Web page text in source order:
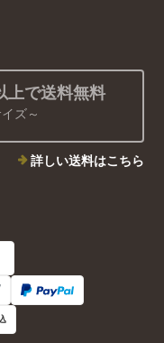
上で送料無料
ズ～
詳しい送料はこちら